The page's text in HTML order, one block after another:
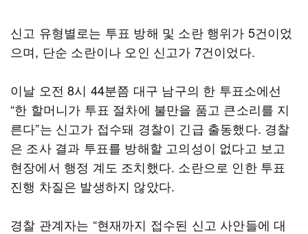
신고 유형별로는 투표 방해 및 소란 행위가 5건이었
으며, 단순 소란이나 오인 신고가 7건이었다.
이날 오전 8시 44분쯤 대구 남구의 한 투표소에선
“한 할머니가 투표 절차에 불만을 품고 큰소리를 지
른다”는 신고가 접수돼 경찰이 긴급 출동했다. 경찰
은 조사 결과 투표를 방해할 고의성이 없다고 보고
현장에서 행정 계도 조치했다. 소란으로 인한 투표
진행 차질은 발생하지 않았다.
경찰 관계자는 “현재까지 접수된 신고 사안들에 대